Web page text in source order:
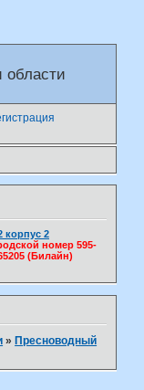
области
корпус 2
номер 595-
(Билайн)
» Пресноводный